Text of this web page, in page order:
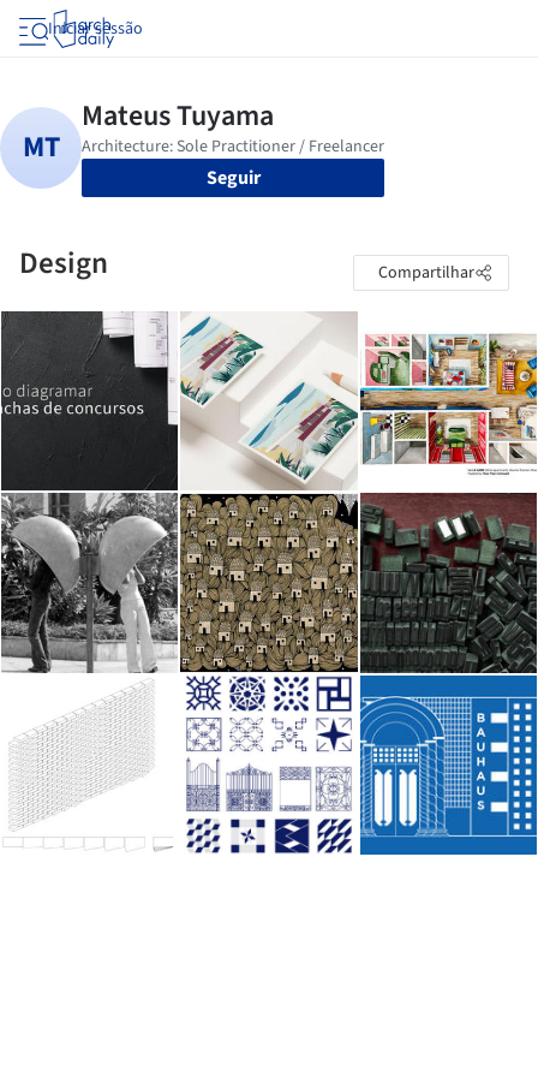
Iniciar sessão
Seguir
Design Compartilhar